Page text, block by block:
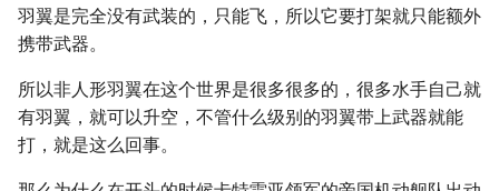
羽翼是完全没有武装的，只能飞，所以它要打架就只能额外
携带武器。
所以非人形羽翼在这个世界是很多很多的，很多水手自己就
有羽翼，就可以升空，不管什么级别的羽翼带上武器就能
打，就是这么回事。